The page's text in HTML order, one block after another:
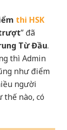
thi HSK
” đã
Từ Đầu.
thì Admin
như điểm
người
nào, có